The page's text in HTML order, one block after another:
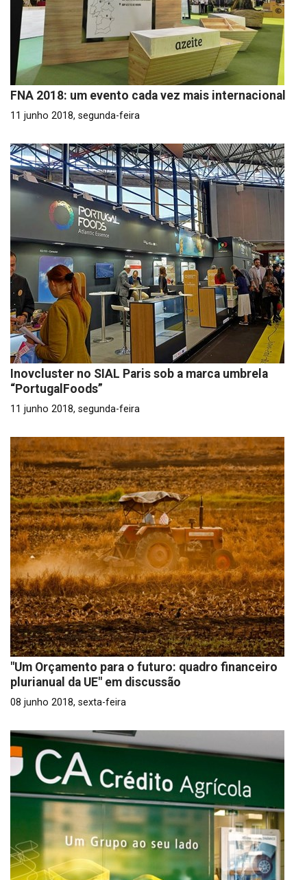
FNA 2018: um evento cada vez mais internacional
11 junho 2018, segunda-feira
Inovcluster no SIAL Paris sob a marca umbrela
“PortugalFoods”
11 junho 2018, segunda-feira
"Um Orçamento para o futuro: quadro financeiro
plurianual da UE" em discussão
08 junho 2018, sexta-feira